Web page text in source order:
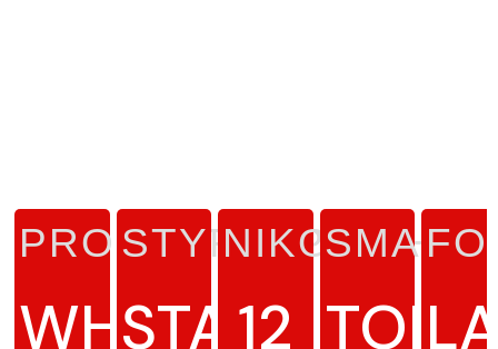
PRODUKTTYP
WHITE
STYRKA
STARK
12
SMAK